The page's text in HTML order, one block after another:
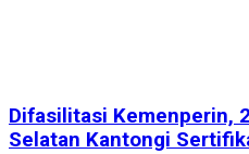
Difasilitasi Kemenperin,
Selatan Kantongi